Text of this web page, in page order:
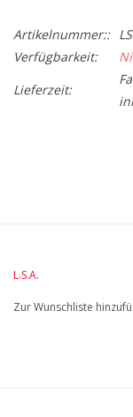
Artikelnummer::
Verfügbarkeit:
Lieferzeit:
L.S.A.
Zur Wunschliste